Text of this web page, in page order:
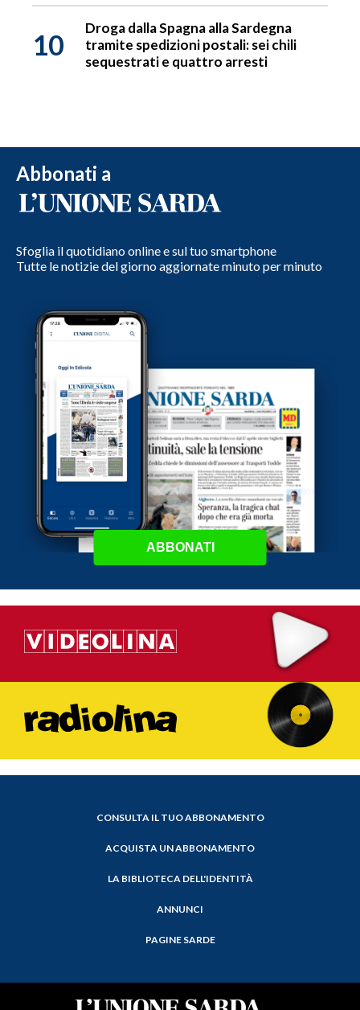
10
Droga dalla Spagna alla Sardegna
tramite spedizioni postali: sei chili
sequestrati e quattro arresti
Abbonati a
Sfoglia il quotidiano online e sul tuo smartphone
Tutte le notizie del giorno aggiornate minuto per minuto
ABBONATI
CONSULTA IL TUO ABBONAMENTO
ACQUISTA UN ABBONAMENTO
LA BIBLIOTECA DELL'IDENTITÀ
ANNUNCI
PAGINE SARDE